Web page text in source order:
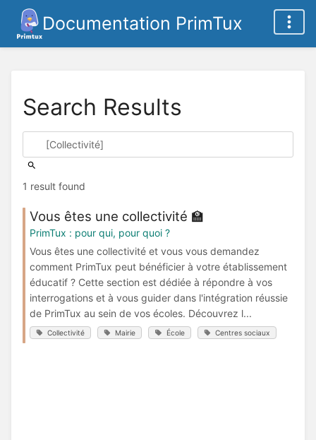
Documentation PrimTux
Search Results
1 result found
Vous êtes une collectivité 🏫
PrimTux : pour qui, pour quoi ?
Vous êtes une collectivité et vous vous demandez
comment PrimTux peut bénéficier à votre établissement
éducatif ? Cette section est dédiée à répondre à vos
interrogations et à vous guider dans l'intégration réussie
de PrimTux au sein de vos écoles. Découvrez l...
Collectivité Mairie École Centres sociaux